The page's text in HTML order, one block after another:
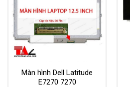
Màn hình Dell Latitude
E7270 7270